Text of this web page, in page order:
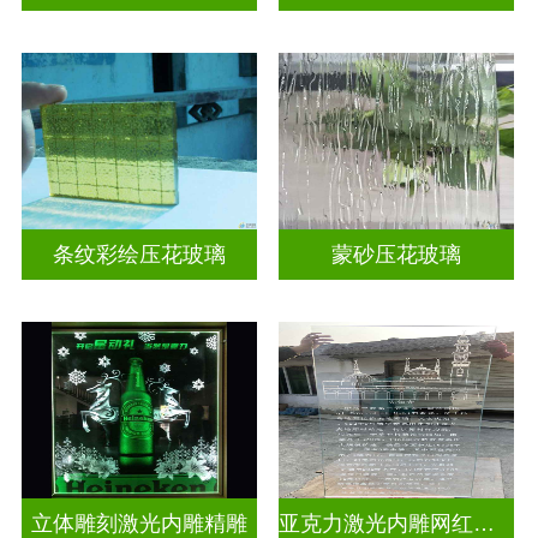
条纹彩绘压花玻璃 蒙砂压花玻璃
立体雕刻激光内雕精雕 亚克力激光内雕网红打卡背景